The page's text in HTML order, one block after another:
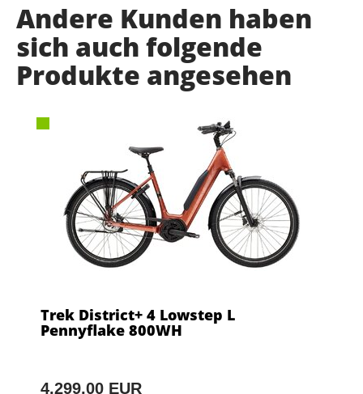
Andere Kunden haben
sich auch folgende
Produkte angesehen
Trek District+ 4 Lowstep L
Pennyflake 800WH
4.299,00 EUR